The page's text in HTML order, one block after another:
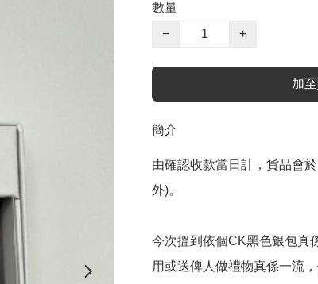
數量
−
+
加
簡介
由確認收款當日計，貨品會
外)。
今次搵到依個CK黑色銀包真
用或送俾人做禮物真係一流